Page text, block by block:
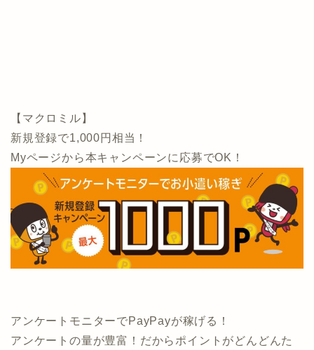
【マクロミル】
新規登録で1,000円相当！
Myページから本キャンペーンに応募でOK！
アンケートモニターでPayPayが稼げる！
アンケートの量が豊富！だからポイントがどんどんた